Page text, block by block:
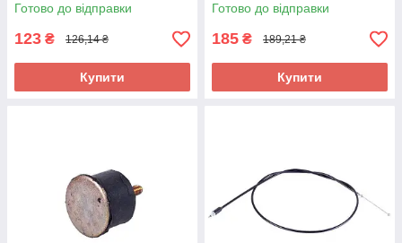
Готово до відправки
123 ₴ 126,14 ₴
Купити
Готово до відправки
185 ₴ 189,21 ₴
Купити